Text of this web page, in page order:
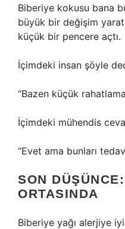
Biberiye kokusu bana
büyük bir değişim
küçük bir pencere açtı.
İçimdeki insan şöyle
“Bazen küçük
İçimdeki mühendis
“Evet ama bunları
SON
ORTASINDA
Biberiye yağı alerjiye